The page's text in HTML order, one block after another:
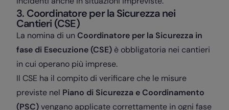
3. Coordinatore per la Sicurezza nei
Cantieri (CSE)
La nomina di un Coordinatore per la Sicurezza in
fase di Esecuzione (CSE) è obbligatoria nei cantieri
in cui operano più imprese.
Il CSE ha il compito di verificare che le misure
previste nel Piano di Sicurezza e Coordinamento
(PSC)vengano applicate correttamente in ogni fase